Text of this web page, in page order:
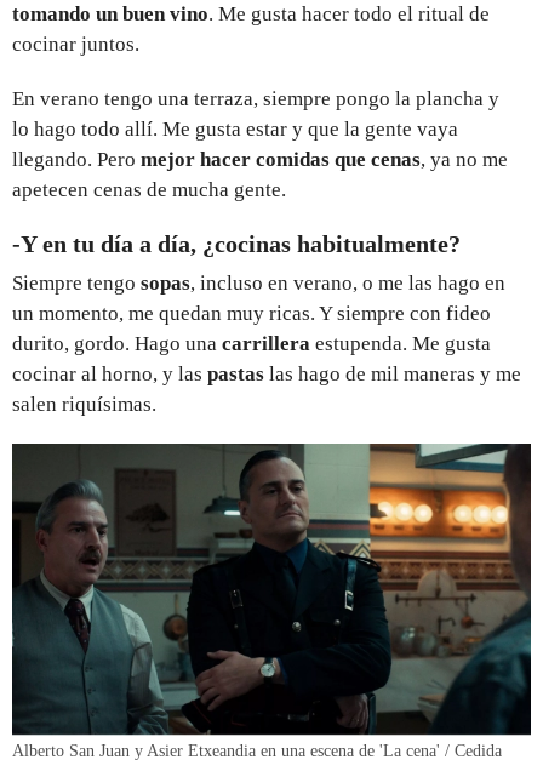
tomando un buen vino. Me gusta hacer todo el ritual de
cocinar juntos.
En verano tengo una terraza, siempre pongo la plancha y
lo hago todo allí. Me gusta estar y que la gente vaya
llegando. Pero mejor hacer comidas que cenas, ya no me
apetecen cenas de mucha gente.
-Y en tu día a día, ¿cocinas habitualmente?
Siempre tengo sopas, incluso en verano, o me las hago en
un momento, me quedan muy ricas. Y siempre con fideo
durito, gordo. Hago una carrillera estupenda. Me gusta
cocinar al horno, y las pastas las hago de mil maneras y me
salen riquísimas.
Alberto San Juan y Asier Etxeandia en una escena de 'La cena' / Cedida